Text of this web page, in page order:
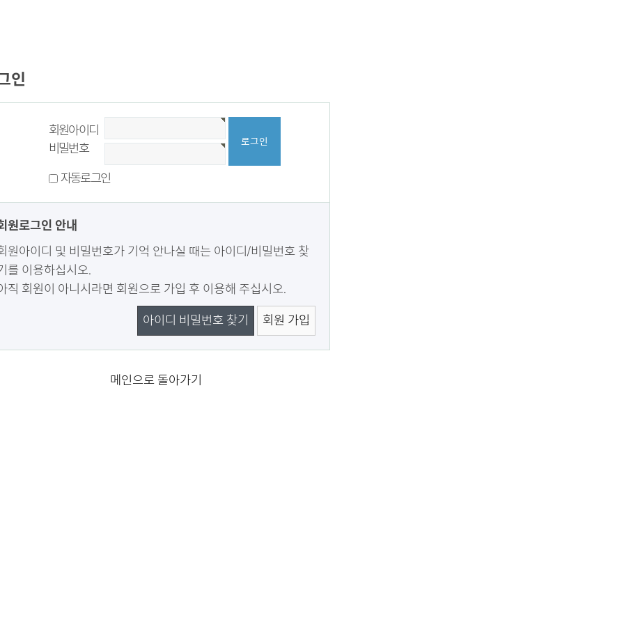
인
회원아이디
비밀번호
자동로그인
원로그인 안내
원아이디 및 비밀번호가 기억 안나실 때는 아이디/비밀번호 찾
를 이용하십시오.
직 회원이 아니시라면 회원으로 가입 후 이용해 주십시오.
아이디 비밀번호 찾기
회원 가입
메인으로 돌아가기